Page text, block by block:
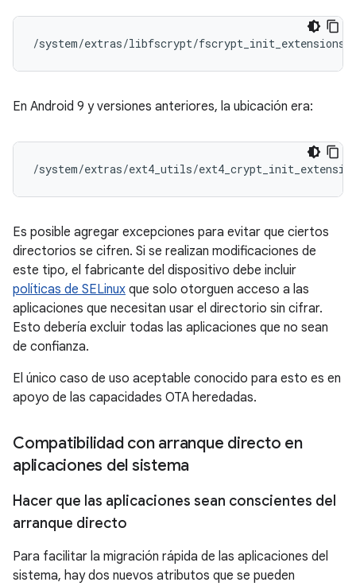
/system/extras/libfscrypt/
En Android 9 y versiones anteriores, la ubicación era:
/system/extras/ext4_utils/
Es posible agregar excepciones para evitar que ciertos
directorios se cifren. Si se realizan modificaciones de
este tipo, el fabricante del dispositivo debe incluir
políticas de SELinux que solo otorguen acceso a las
aplicaciones que necesitan usar el directorio sin cifrar.
Esto debería excluir todas las aplicaciones que no sean
de confianza.
El único caso de uso aceptable conocido para esto es en
apoyo de las capacidades OTA heredadas.
Compatibilidad con arranque directo en
aplicaciones del sistema
Hacer que las aplicaciones sean conscientes del
arranque directo
Para facilitar la migración rápida de las aplicaciones del
sistema, hay dos nuevos atributos que se pueden